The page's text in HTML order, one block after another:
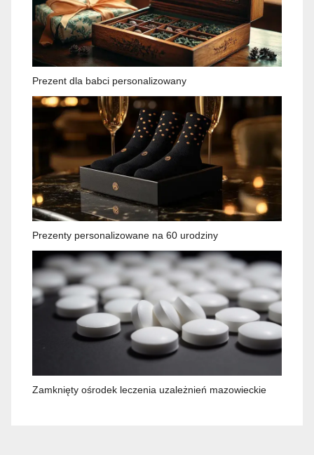
Prezent dla babci personalizowany
Prezenty personalizowane na 60 urodziny
Zamknięty ośrodek leczenia uzależnień mazowieckie